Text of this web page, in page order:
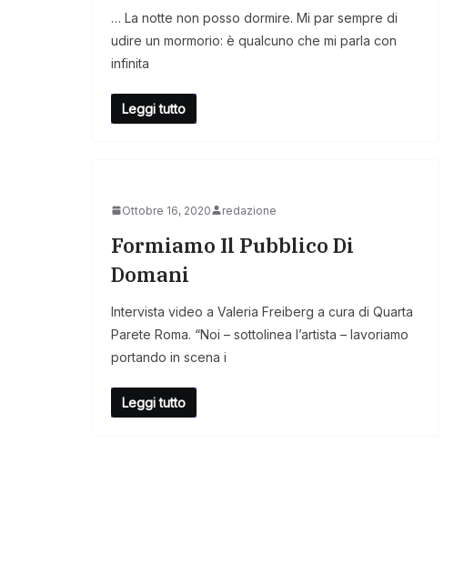
… La notte non posso dormire. Mi par sempre di
udire un mormorio: è qualcuno che mi parla con
infinita
Leggi tutto
Ottobre 16, 2020 redazione
Formiamo Il Pubblico Di
Domani
Intervista video a Valeria Freiberg a cura di Quarta
Parete Roma. “Noi – sottolinea l’artista – lavoriamo
portando in scena i
Leggi tutto